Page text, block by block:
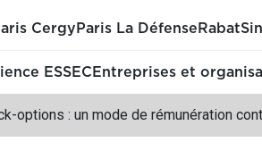
Cergy Paris La Défense Rabat
ESSEC Entreprises et
options : un mode de rémunération